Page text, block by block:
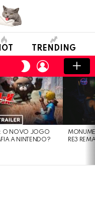
TRENDING
SWITCH
SKIN
LOGIN
O NOVO JOGO
A NINTENDO?
RE3